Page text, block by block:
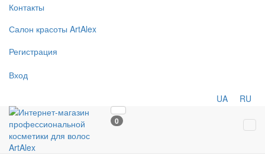
Контакты
Салон красоты ArtAlex
Регистрация
Вход
UA RU
0